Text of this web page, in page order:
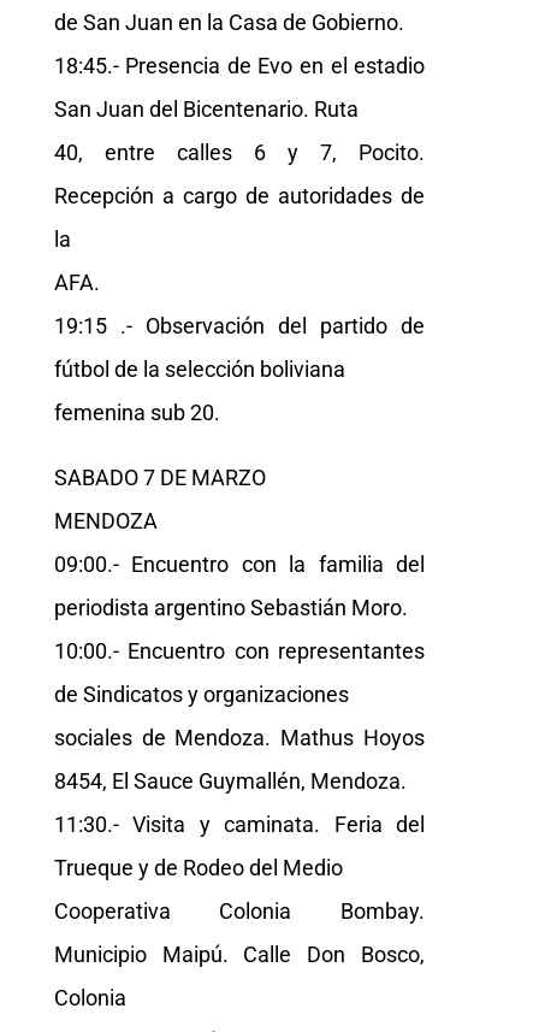
de San Juan en la Casa de Gobierno.
18:45.- Presencia de Evo en el estadio
San Juan del Bicentenario. Ruta
40, entre calles 6 y 7, Pocito.
Recepción a cargo de autoridades de
la
AFA.
19:15 .- Observación del partido de
fútbol de la selección boliviana
femenina sub 20.
SABADO 7 DE MARZO
MENDOZA
09:00.- Encuentro con la familia del
periodista argentino Sebastián Moro.
10:00.- Encuentro con representantes
de Sindicatos y organizaciones
sociales de Mendoza. Mathus Hoyos
8454, El Sauce Guymallén, Mendoza.
11:30.- Visita y caminata. Feria del
Trueque y de Rodeo del Medio
Cooperativa Colonia Bombay.
Municipio Maipú. Calle Don Bosco,
Colonia